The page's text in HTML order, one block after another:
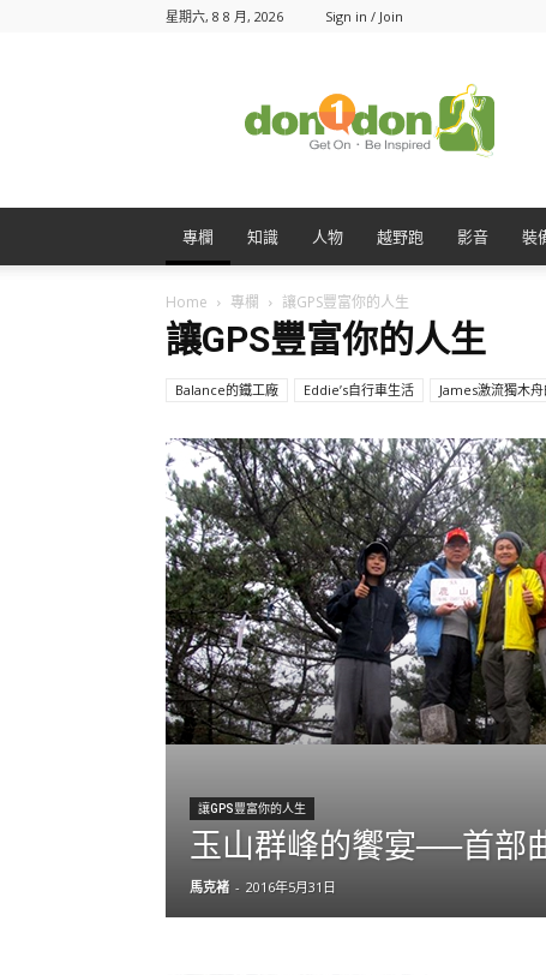
星期六, 8 8 月, 2026 Sign in / Join
專欄 知識 人物 越野跑 影音 裝
Home 專欄 讓GPS豐富你的人生
讓GPS豐富你的人生
Balance的鐵工廠 Eddie’s自行車生活 James激流獨木
讓GPS豐富你的人生
玉山群峰的饗宴──首部
馬克褚 - 2016年5月31日